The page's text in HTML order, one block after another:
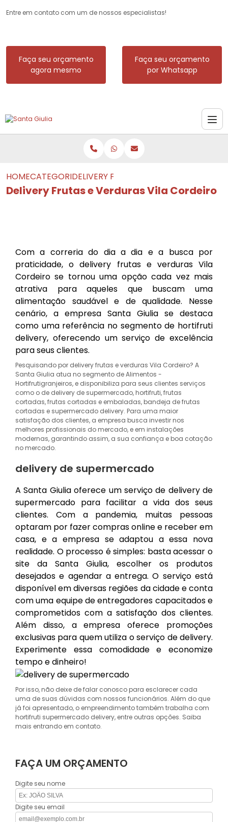
Entre em contato com um de nossos especialistas!
Faça seu orçamento
agora mesmo
Faça seu orçamento
por Whatsapp
HOMECATEGORIASDELIVERY FRUTAS E VERDURAS VILA
Delivery Frutas e Verduras Vila Cordeiro
Com a correria do dia a dia e a busca por
praticidade, o delivery frutas e verduras Vila
Cordeiro se tornou uma opção cada vez mais
atrativa para aqueles que buscam uma
alimentação saudável e de qualidade. Nesse
cenário, a empresa Santa Giulia se destaca
como uma referência no segmento de hortifruti
delivery, oferecendo um serviço de excelência
para seus clientes.
Pesquisando por delivery frutas e verduras Vila Cordeiro? A
Santa Giulia atua no segmento de Alimentos -
Hortifrutigranjeiros, e disponibiliza para seus clientes serviços
como o de delivery de supermercado, hortifruti, frutas
cortadas, frutas cortadas e embaladas, bandeja de frutas
cortadas e supermercado delivery. Para uma maior
satisfação dos clientes, a empresa busca investir nos
melhores profissionais do mercado, e em instalações
modernas, garantindo assim, a sua confiança e boa cotação
no mercado.
delivery de supermercado
A Santa Giulia oferece um serviço de delivery de
supermercado para facilitar a vida dos seus
clientes. Com a pandemia, muitas pessoas
optaram por fazer compras online e receber em
casa, e a empresa se adaptou a essa nova
realidade. O processo é simples: basta acessar o
site da Santa Giulia, escolher os produtos
desejados e agendar a entrega. O serviço está
disponível em diversas regiões da cidade e conta
com uma equipe de entregadores capacitados e
comprometidos com a satisfação dos clientes.
Além disso, a empresa oferece promoções
exclusivas para quem utiliza o serviço de delivery.
Experimente essa comodidade e economize
tempo e dinheiro!
Por isso, não deixe de falar conosco para esclarecer cada
uma de suas dúvidas com nossos funcionários. Além do que
já foi apresentado, o empreendimento também trabalha com
hortifruti supermercado delivery, entre outras opções. Saiba
mais entrando em contato.
FAÇA UM ORÇAMENTO
Digite seu nome
Digite seu email